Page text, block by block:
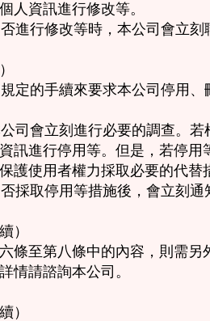
人資訊進行修改等。
進行修改等時，本公司會立刻
定的手續來要求本公司停用
司會立刻進行必要的調查。若
訊進行停用等。但是，若停
護使用者權力採取必要的代替
採取停用等措施後，會立刻通
）
條至第八條中的內容，則需
情請諮詢本公司。
）